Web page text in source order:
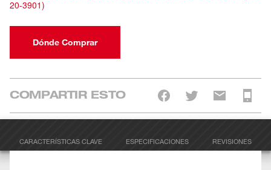
20-3901)
Dónde Comprar
COMPARTIR ESTO
CARACTERÍSTICAS CLAVE ESPECIFICACIONES REVISIONES